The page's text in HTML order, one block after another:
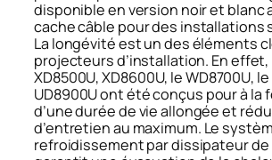
disponible en version noir et blanc
cache câble pour des installations
La longévité est un des éléments
projecteurs d’installation. En effet,
XD8500U, XD8600U, le WD8700U,
UD8900U ont été conçus pour à la
d’une durée de vie allongée et
d’entretien au maximum. Le
refroidissement par dissipateur